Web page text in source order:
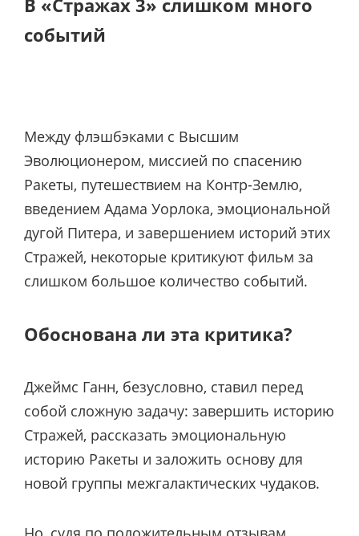
В «Стражах 3» слишком много
событий
Между флэшбэками с Высшим
Эволюционером, миссией по спасению
Ракеты, путешествием на Контр-Землю,
введением Адама Уорлока, эмоциональной
дугой Питера, и завершением историй этих
Стражей, некоторые критикуют фильм за
слишком большое количество событий.
Обоснована ли эта критика?
Джеймс Ганн, безусловно, ставил перед
собой сложную задачу: завершить историю
Стражей, рассказать эмоциональную
историю Ракеты и заложить основу для
новой группы межгалактических чудаков.